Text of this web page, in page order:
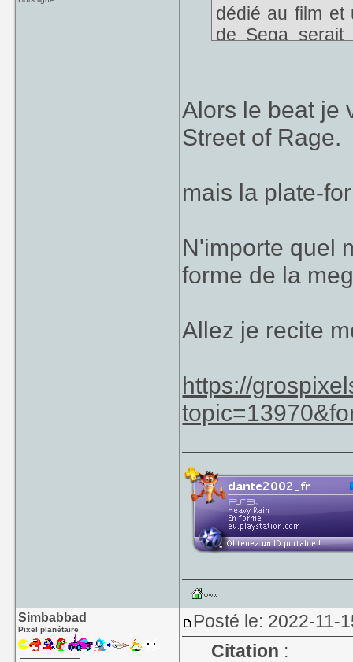
n'enlèverai
ses jeux,
dédié au film et
de Sega
La version
propose un
plombier face
fait que l'on
présente d'une
cette machine.
La Super Nes
sportive. Que
induite dans
beat.
Alors le beat je
Street of Rage.
mais la plate-
N'importe quel
forme de la
Allez je recite
https://
Simbabbad
Pixel planétaire
Posté le: 2022-11-
Citation :